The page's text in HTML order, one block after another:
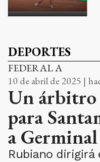
DEPORTES
FEDERAL A
10 de abril de 2025 |
Un árbitro
para
a Germinal
Rubiano dirigirá